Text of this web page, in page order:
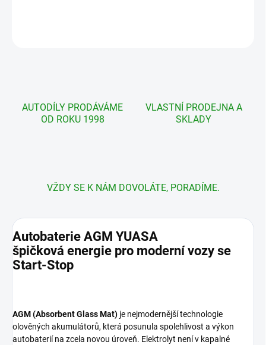
AUTODÍLY PRODÁVÁME
OD ROKU 1998
VLASTNÍ PRODEJNA A
SKLADY
VŽDY SE K NÁM DOVOLÁTE, PORADÍME.
Autobaterie AGM YUASA
špičková energie pro moderní vozy se
Start-Stop
AGM (Absorbent Glass Mat) je nejmodernější technologie
olověných akumulátorů, která posunula spolehlivost a výkon
autobaterií na zcela novou úroveň. Elektrolyt není v kapalné